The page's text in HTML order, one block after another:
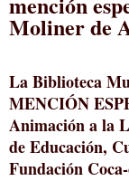
Moliner de
La Biblioteca
MENCIÓN
Animación a la
de Educación,
Fundación